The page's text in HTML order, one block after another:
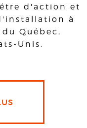
d'action et
à
Québec,
Unis.